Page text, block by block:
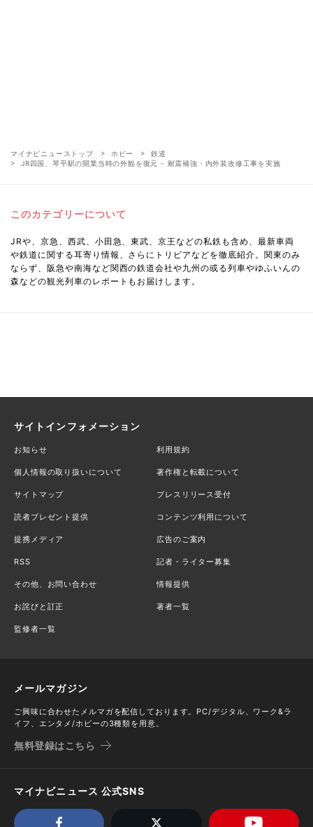
マイナビニューストップ ホビー
鉄道
JR四国、琴平駅の開業当時の外観を復元 - 耐震補強・内外装改修工事を実施
このカテゴリーについて
JRや、京急、西武、小田急、東武、京王などの私鉄も含め、最新車両
や鉄道に関する耳寄り情報、さらにトリビアなどを徹底紹介。関東のみ
ならず、阪急や南海など関西の鉄道会社や九州の或る列車やゆふいんの
森などの観光列車のレポートもお届けします。
サイトインフォメーション
お知らせ 利用規約
個人情報の取り扱いについて 著作権と転載について
サイトマップ プレスリリース受付
読者プレゼント提供 コンテンツ利用について
提携メディア 広告のご案内
RSS 記者・ライター募集
その他、お問い合わせ 情報提供
お詫びと訂正 著者一覧
監修者一覧
メールマガジン
ご興味に合わせたメルマガを配信しております。PC/デジタル、ワーク&ラ
イフ、エンタメ/ホビーの3種類を用意。
無料登録はこちら
マイナビニュース 公式SNS